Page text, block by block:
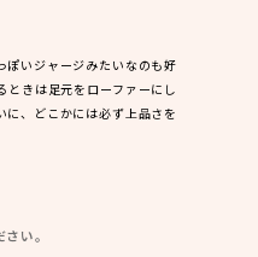
ぽいジャージみたいなのも好
ときは足元をローファーにし
に、どこかには必ず上品さを
い。